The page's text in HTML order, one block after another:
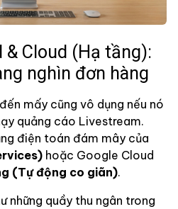
& Cloud (Hạ tầng):
nghìn đơn hàng
mấy cũng vô dụng nếu nó
quảng cáo Livestream.
điện toán đám mây của
hoặc Google Cloud
(Tự động co giãn).
những quầy thu ngân trong